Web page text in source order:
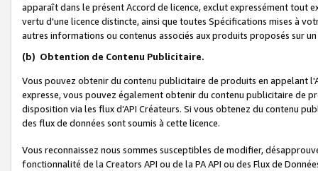
apparaît dans le présent Accord de licence, exclut expressément tout
vertu d'une licence distincte, ainsi que toutes Spécifications mises à
autres informations ou contenus associés aux produits proposés sur
(b) Obtention de Contenu Publicitaire.
Vous pouvez obtenir du contenu publicitaire de produits en appelant
expresse, vous pouvez également obtenir du contenu publicitaire de
disposition via les flux d'API Créateurs. Si vous obtenez du contenu
des flux de données sont soumis à cette licence.
Vous reconnaissez nous sommes susceptibles de modifier,
fonctionnalité de la Creators API ou de la PA API ou des Flux de